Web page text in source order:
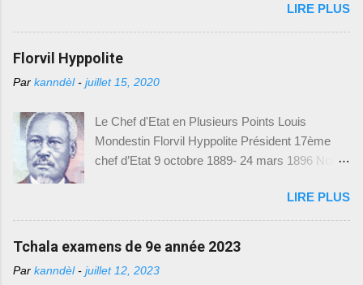
Haïti. Le Ministère de l'Éducation Nationale et de
la Formation Professionnelle (MENFP), par le
biais du Bureau de Communication (BCOM),
d'examens du Baccalauréat Unique,
2023-2024. Cette initiative vise à permettre aux
élèves de mieux se préparer et de s'adapter aux
exigences des examens. Nous sommes
nécessaires pour accéder à ces précieux
modèles d'examens. Comment Accéder aux
Modèles d'Examens : Pour télécharger les
modèles d'examens du Baccalauréat Unique, il
LIRE PLUS
Florvil Hyppolite
Par kanndèl - juillet 15, 2020
Le Chef d'Etat en Plusieurs Points Louis
Mondestin Florvil Hyppolite Président 17ème
chef d’Etat 9 octobre 1889- 24 mars 1896 Nom
Naissance : 2 mars 1828 -- Epouse : Florna
Colo -- Président : 9 octobre 1889 P rofession :
militaire -- Décédé : 24 mars 1896 Poste avant
gouvernement provisoire en 1879 Mesures
LIRE PLUS
Tchala examens de 9e année 2023
Par kanndèl - juillet 12, 2023